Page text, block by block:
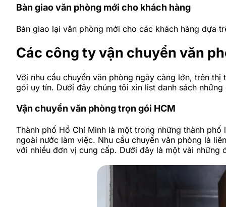
Bàn giao văn phòng mới cho khách hàng
Bàn giao lại văn phòng mới cho các khách hàng dựa
Các công ty vận chuyển văn
Với nhu cầu chuyển văn phòng ngày càng lớn, trên
gói uy tín. Dưới đây chúng tôi xin list danh sách
Vận chuyển văn phòng trọn gói HCM
Thành phố Hồ Chí Minh là một trong những thành
ngoài nước làm việc. Nhu cầu chuyển văn phòng là
với nhiều đơn vị cung cấp. Dưới đây là một vài những